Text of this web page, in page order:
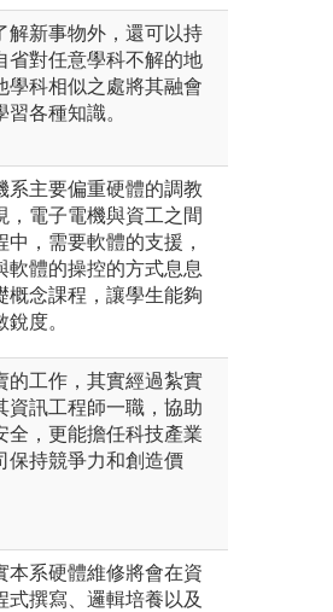
解新事物外，還可以持
省對任意學科不解的地
學科相似之處將其融會
各種知識。
系主要偏重硬體的調教
，電子電機與資工之間
，需要軟體的支援，
軟體的操控的方式息息
概念課程，讓學生能夠
度。
的工作，其實經過紮實
資訊工程師一職，協助
全，更能擔任科技產業
保持競爭力和創造價
本系硬體維修將會在資
撰寫、邏輯培養以及